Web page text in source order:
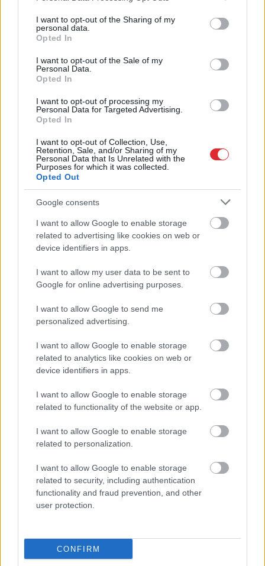
not limited to your visit or usage behaviour. You may click to
grant or deny consent to Google and its third-party tags to
use your data for below specified purposes in below Google
consent section.
I want to opt-out of the Sharing of my
personal data.
Opted In
I want to opt-out of the Sale of my
Personal Data.
Opted In
I want to opt-out of processing my
Personal Data for Targeted Advertising.
Opted In
I want to opt-out of Collection, Use,
Retention, Sale, and/or Sharing of my
Personal Data that Is Unrelated with the
Purposes for which it was collected.
Opted Out
Google consents
I want to allow Google to enable storage
related to advertising like cookies on web or
device identifiers in apps.
I want to allow my user data to be sent to
Google for online advertising purposes.
I want to allow Google to send me
personalized advertising.
I want to allow Google to enable storage
related to analytics like cookies on web or
device identifiers in apps.
I want to allow Google to enable storage
related to functionality of the website or app.
I want to allow Google to enable storage
related to personalization.
I want to allow Google to enable storage
related to security, including authentication
functionality and fraud prevention, and other
user protection.
CONFIRM
Stendzenieks asi par
migrantiem: Viņi testē, cik
daudz šeit drīkst atļauties
Neaizmirsti
lietussargu! Laika
prognoze pirmdienai
Netanjahu
pasaka
stingru “nē” Trampa
atbalstītajam Gazas
Atcelt Ziņot